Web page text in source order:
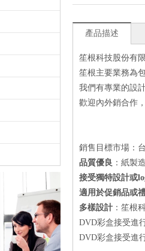
產品描述
笙根科技股份有
笙根主要業務為
我們有專業的設
歡迎內外銷合作
銷售目標市場：
品質優良 ：紙製
接受獨特設計或
適用於促銷品或
多樣設計 ：笙根
DVD彩盒接受進
DVD彩盒接受進